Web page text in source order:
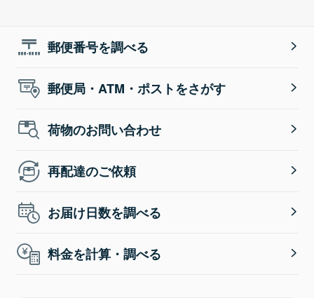
郵便番号を調べる
郵便局・ATM・ポストをさがす
荷物のお問い合わせ
再配達のご依頼
お届け日数を調べる
料金を計算・調べる